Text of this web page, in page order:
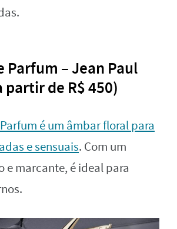
Parfum – Jean Paul
de R$ 450)
é um âmbar floral para
e sensuais. Com um
e marcante, é ideal para